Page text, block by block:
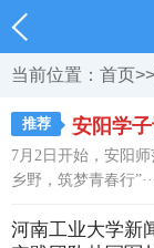
当前位置： 首页>>
推荐 安阳学
7月2日开始，安阳
乡野，筑梦青春行
河南工业大学新